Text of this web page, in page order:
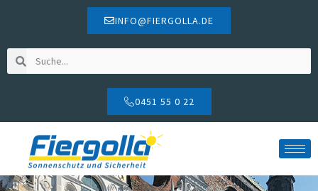
INFO@FIERGOLLA.DE
0451 55 0 22